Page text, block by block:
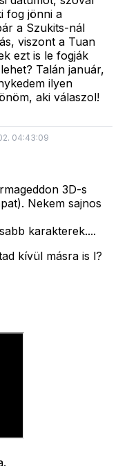
fog jönni a
a Szukits-nál
viszont a Tuan
ezt is le fogják
Talán január,
ilyen
aki válaszol!
04:43:09
3D-s
Nekem sajnos
karakterek....
kívül másra is l?